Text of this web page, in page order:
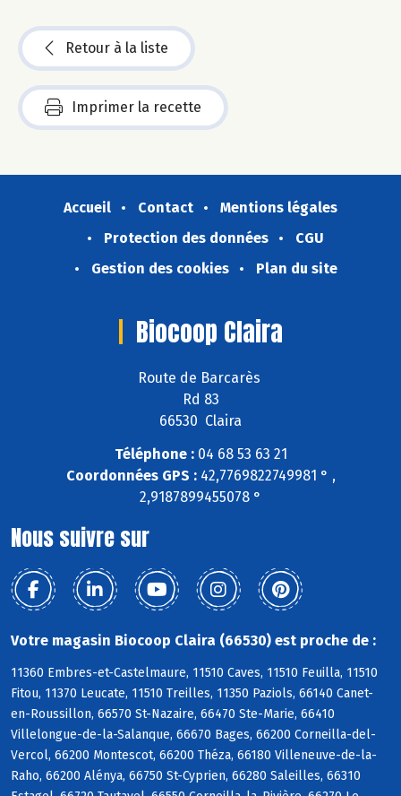
Retour à la liste
Imprimer la recette
Accueil Contact
Mentions légales
Protection des données
CGU
Gestion des cookies
Plan du site
Biocoop Claira
Route de Barcarès
Rd 83
66530 Claira
Téléphone :04 68 53 63 21
Coordonnées GPS :42,7769822749981 ° ,
2,9187899455078 °
Nous suivre sur
Votre magasin Biocoop Claira (66530) est proche de :
11360 Embres-et-Castelmaure, 11510 Caves, 11510 Feuilla, 11510
Fitou, 11370 Leucate, 11510 Treilles, 11350 Paziols, 66140 Canet-
en-Roussillon, 66570 St-Nazaire, 66470 Ste-Marie, 66410
Villelongue-de-la-Salanque, 66670 Bages, 66200 Corneilla-del-
Vercol, 66200 Montescot, 66200 Théza, 66180 Villeneuve-de-la-
Raho, 66200 Alénya, 66750 St-Cyprien, 66280 Saleilles, 66310